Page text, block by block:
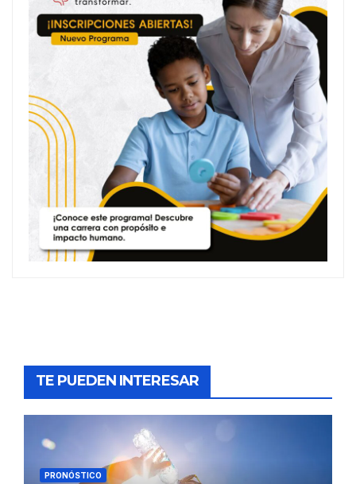
TE PUEDEN INTERESAR
PRONÓSTICO